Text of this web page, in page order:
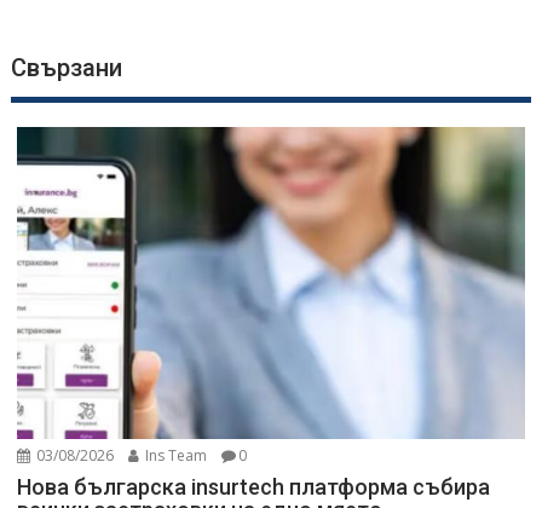
Свързани
03/08/2026 Ins Team 0
Нова българска insurtech платформа събира